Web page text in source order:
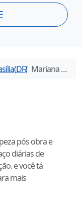
(DF) Mariana
pós obra e
diárias de
e você tá
mais